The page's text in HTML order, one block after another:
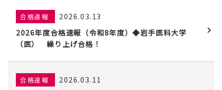
合格速報
2026.03.13
2026年度合格速報（令和8年度）◆岩手医科大学
（医） 繰り上げ合格！
合格速報
2026.03.11